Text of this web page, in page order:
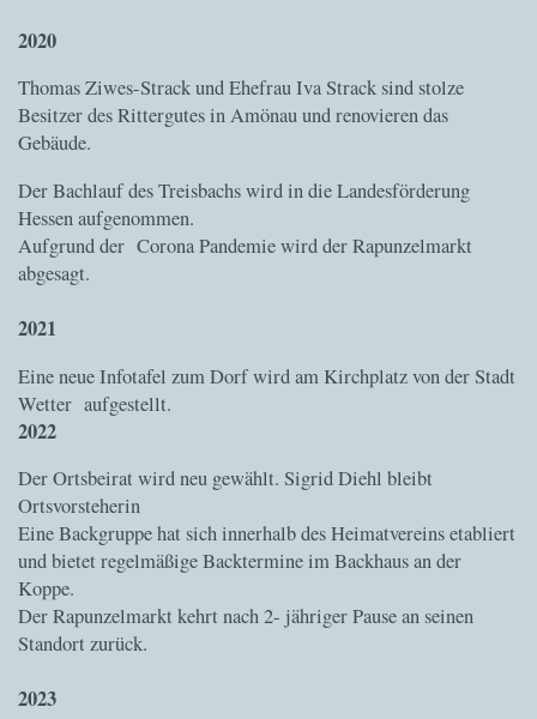
2020
Thomas Ziwes-Strack und Ehefrau Iva Strack sind stolze
Besitzer des Rittergutes in Amönau und renovieren das
Gebäude.
Der Bachlauf des Treisbachs wird in die Landesförderung
Hessen aufgenommen.
Aufgrund der Corona Pandemie wird der Rapunzelmarkt
abgesagt.
2021
Eine neue Infotafel zum Dorf wird am Kirchplatz von der Stadt
Wetter aufgestellt.
2022
Der Ortsbeirat wird neu gewählt. Sigrid Diehl bleibt
Ortsvorsteherin
Eine Backgruppe hat sich innerhalb des Heimatvereins etabliert
und bietet regelmäßige Backtermine im Backhaus an der
Koppe.
Der Rapunzelmarkt kehrt nach 2- jähriger Pause an seinen
Standort zurück.
2023